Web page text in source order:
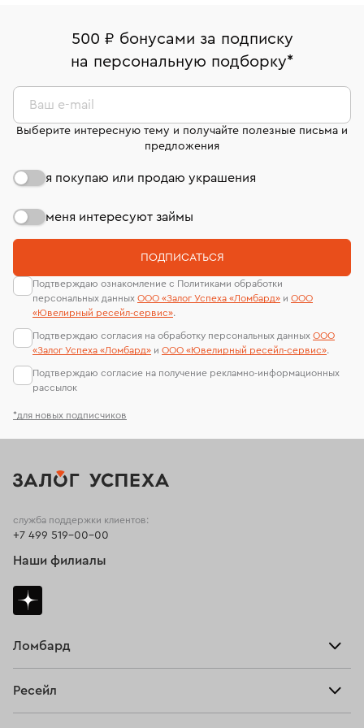
комиссионных украшений и часов смотрите на
странице«Возврат украшений»
Срок бронирования украшения при самовывозе из
филиала - 1 день, не считая день бронирования.
номер (УИН)
На особо ценные изделия получены
сертификаты МГУ и других геммологических
лабораторий
500 ₽ бонусами за подписку
на персональную подборку*
*для новых подписчиков
Ваш e-mail
Выберите интересную тему и получайте полезные письма и
предложения
я покупаю или продаю украшения
меня интересуют займы
ПОДПИСАТЬСЯ
Подтверждаю ознакомление с Политиками обработки
персональных данных ООО «Залог Успеха «Ломбард» и ООО
«Ювелирный ресейл-сервиc».
Подтверждаю согласия на обработку персональных данных ООО
«Залог Успеха «Ломбард» и ООО «Ювелирный ресейл-сервиc».
Подтверждаю согласие на получение рекламно-информационных
рассылок
Ломбард
Ресейл
служба поддержки клиентов:
+7 499 519-00-00
Наши филиалы